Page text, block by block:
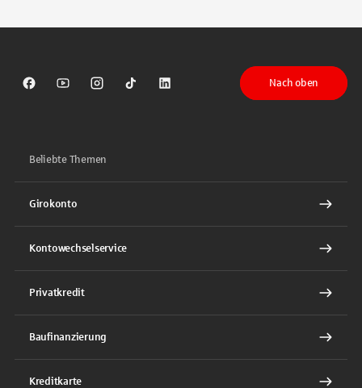
Sparkasse auf Facebook
Sparkasse auf Youtube
Sparkasse auf Instagram
Sparkasse auf TikTok
Sparkasse auf LinkedIn
Nach oben
Beliebte Themen
Girokonto
Kontowechselservice
Privatkredit
Baufinanzierung
Kreditkarte